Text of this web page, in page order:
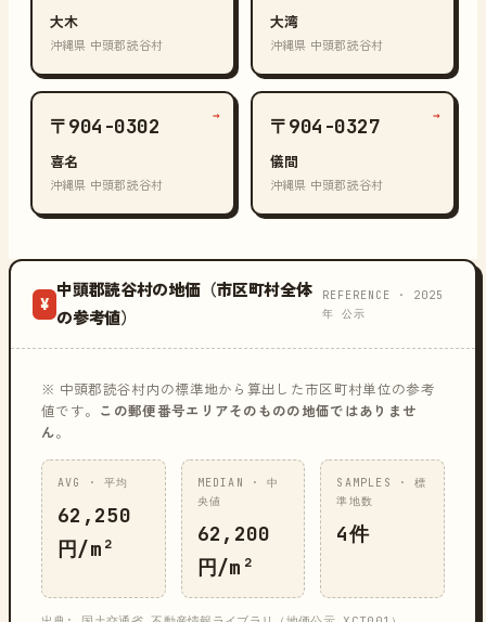
大木
沖縄県 中頭郡読谷村
大湾
沖縄県 中頭郡読谷村
〒904-0302
喜名
沖縄県 中頭郡読谷村
→ 〒904-0327
儀間
沖縄県 中頭郡読谷村
→
¥
中頭郡読谷村の地価（市区町村全体
の参考値）
REFERENCE · 2025
年 公示
※ 中頭郡読谷村内の標準地から算出した市区町村単位の参考
値です。
この郵便番号エリアそのものの地価ではありませ
ん。
AVG · 平均
62,250
円/m²
MEDIAN · 中
央値
62,200
円/m²
SAMPLES · 標
準地数
4件